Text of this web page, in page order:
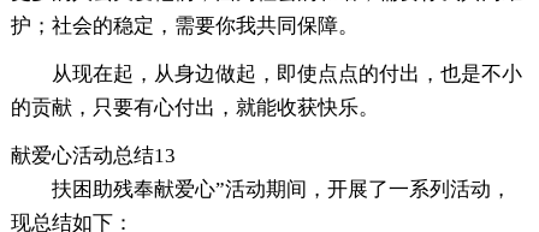
护；社会的稳定，需要你我共同保障。
从现在起，从身边做起，即使点点的付出，也是不小
的贡献，只要有心付出，就能收获快乐。
献爱心活动总结13
扶困助残奉献爱心”活动期间，开展了一系列活动，
现总结如下：